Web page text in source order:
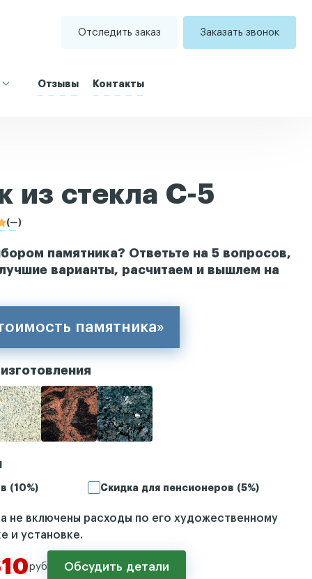
Отследить заказ Заказать звонок
Отзывы Контакты
из стекла С-5
(—)
памятника? Ответьте на 5 вопросов,
варианты, расчитаем и вышлем на
памятника»
(10%) Скидка для пенсионеров (5%)
не включены расходы по его художественному
и установке.
руб Обсудить детали